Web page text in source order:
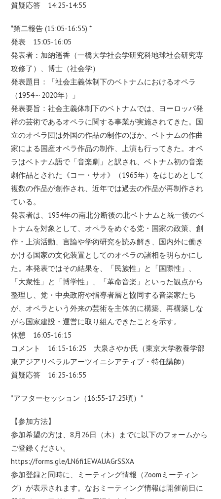
質疑応答 14:25-14:55
*第二報告 (15:05-16:55) *
発表 15:05-16:05
発表者：加納遥香（一橋大学社会学研究科地球社会研究専
攻修了）、博士（社会学）
発表題目：「社会主義体制下のベトナムにおけるオペラ
（1954～2020年）」
発表要旨：社会主義体制下のベトナムでは、ヨーロッパ発
祥の芸術であるオペラに関する事業が実施されてきた。国
立のオペラ団は外国の作品の制作のほか、ベトナムの作曲
家による国産オペラ作品の制作、上演も行ってきた。オペ
ラはベトナム語で「音楽劇」と訳され、ベトナム初の音楽
劇作品とされた《コー・サオ》（1965年）をはじめとして
複数の作品が創作され、近年では過去の作品が再制作され
ている。
発表者は、1954年の南北分断後の北ベトナムと統一後のベ
トナムを対象として、オペラをめぐる党・国家の政策、創
作・上演活動、言論や学術研究を読み解き、国内外に働き
かける国家の文化装置としてのオペラの諸相を明らかにし
た。本発表ではその結果を、「民族性」と「国際性」、
「大衆性」と「博学性」、「革命音楽」といった観点から
整理し、党・中央政府や指導者層と協同する音楽家たち
が、オペラという外来の芸術を主体的に構築、再構築しな
がら国家建設・運営に取り組んできたことを示す。
休憩 16:05-16:15
コメント 16:15-16:25 大泉さやか氏（東京大学教養学部
東アジアリベラルアーツイニシアティブ・特任講師）
質疑応答 16:25-16:55
*アフターセッション（16:55-17:25頃）*
【参加方法】
参加希望の方は、8月26日（木）までに以下のフォームから
ご登録ください。
https://forms.gle/LN6fi1EWAUAGrSSXA
参加登録と同時に、ミーティング情報（Zoomミーティン
グ）が表示されます。なおミーティング情報は開催前日に